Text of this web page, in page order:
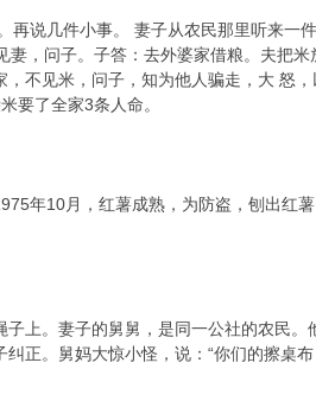
说几件小事。 妻子从农民那里听来一
，问子。子答：去外婆家借粮。夫把
不见米，问子，知为他人骗走，大 怒
要了全家3条人命。
年10月，红薯成熟，为防盗，刨出红
。妻子的舅舅，是同一公社的农民。
正。舅妈大惊小怪，说：“你们的擦桌